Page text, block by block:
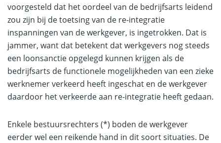
voorgesteld dat het oordeel van de bedrijfsarts leidend
zou zijn bij de toetsing van de re-integratie
inspanningen van de werkgever, is ingetrokken. Dat is
jammer, want dat betekent dat werkgevers nog steeds
een loonsanctie opgelegd kunnen krijgen als de
bedrijfsarts de functionele mogelijkheden van een zieke
werknemer verkeerd heeft ingeschat en de werkgever
daardoor het verkeerde aan re-integratie heeft gedaan.
Enkele bestuursrechters (*) boden de werkgever
eerder wel een reikende hand in dit soort situaties. De